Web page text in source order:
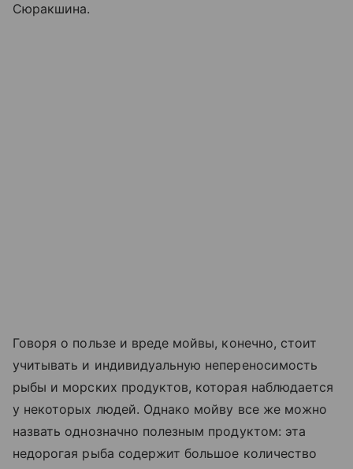
Сюракшина.
Говоря о пользе и вреде мойвы, конечно, стоит
учитывать и индивидуальную непереносимость
рыбы и морских продуктов, которая наблюдается
у некоторых людей. Однако мойву все же можно
назвать однозначно полезным продуктом: эта
недорогая рыба содержит большое количество